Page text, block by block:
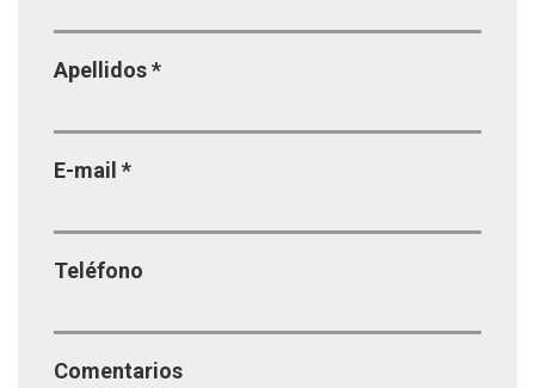
Apellidos*
E-mail *
Teléfono
Comentarios